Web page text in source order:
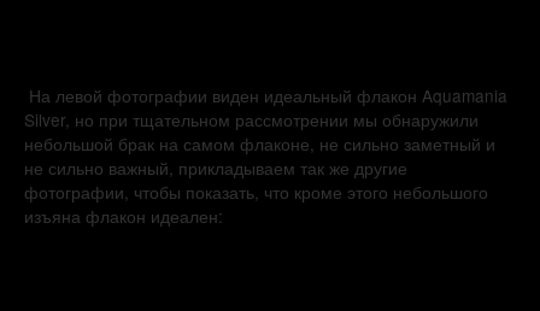
На левой фотографии виден идеальный флакон Aquamania
Silver, но при тщательном рассмотрении мы обнаружили
небольшой брак на самом флаконе, не сильно заметный и
не сильно важный, прикладываем так же другие
фотографии, чтобы показать, что кроме этого небольшого
изъяна флакон идеален: